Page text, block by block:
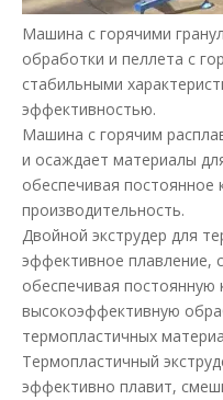
Машина с горячими
обработки и пеллета с
стабильными
эффективностью.
Машина с горячим
и осаждает материалы
обеспечивая постоянное
производительность.
Двойной экструдер для
эффективное плавление,
обеспечивая постоянную
высокоэффективную
термопластичных
Термопластичный
эффективно плавит,